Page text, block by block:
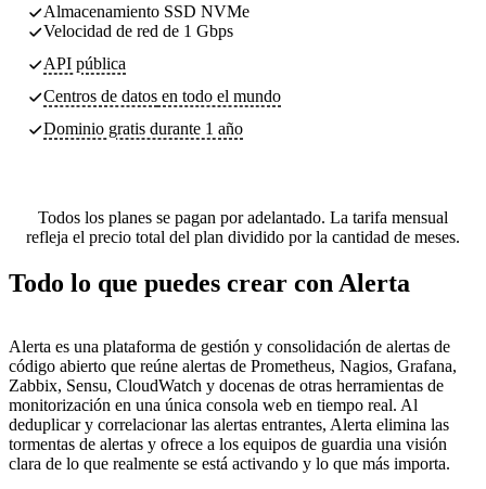
Almacenamiento SSD NVMe
Velocidad de red de 1 Gbps
API pública
Centros de datos en todo el mundo
Dominio gratis durante 1 año
Todos los planes se pagan por adelantado. La tarifa mensual
refleja el precio total del plan dividido por la cantidad de meses.
Todo lo que puedes crear con Alerta
Alerta es una plataforma de gestión y consolidación de alertas de
código abierto que reúne alertas de Prometheus, Nagios, Grafana,
Zabbix, Sensu, CloudWatch y docenas de otras herramientas de
monitorización en una única consola web en tiempo real. Al
deduplicar y correlacionar las alertas entrantes, Alerta elimina las
tormentas de alertas y ofrece a los equipos de guardia una visión
clara de lo que realmente se está activando y lo que más importa.